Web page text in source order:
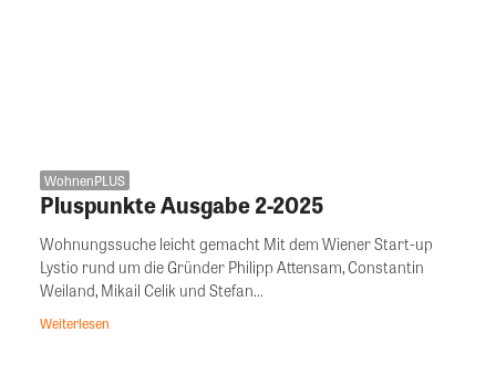
WohnenPLUS
Pluspunkte Ausgabe 2-2025
Wohnungssuche leicht gemacht Mit dem Wiener Start-up
Lystio rund um die Gründer Philipp Attensam, Constantin
Weiland, Mikail Celik und Stefan...
Weiterlesen